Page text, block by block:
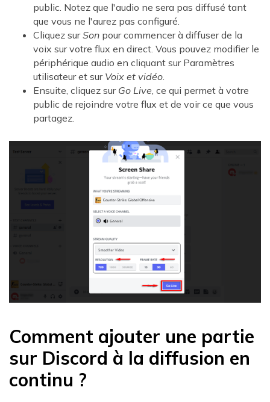
public. Notez que l'audio ne sera pas diffusé tant
que vous ne l'aurez pas configuré.
Cliquez surSon pour commencer à diffuser de la
voix sur votre flux en direct. Vous pouvez modifier le
périphérique audio en cliquant sur Paramètres
utilisateur et sur Voix et vidéo
Ensuite, cliquez sur Go Live , ce qui permet à votre
public de rejoindre votre flux et de voir ce que vous
partagez.
Comment ajouter une partie
sur Discord à la diffusion en
continu ?